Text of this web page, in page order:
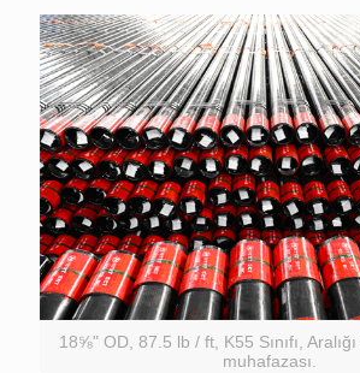
18⅝" OD, 87.5 lb / ft, K55 Sınıfı,
muhafazası.